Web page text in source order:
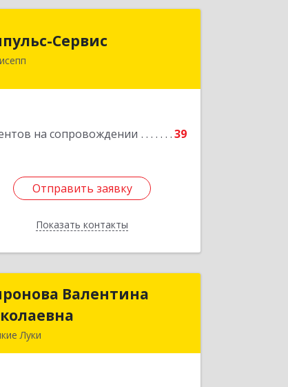
Сервис
на сопровождении 39
Отправить заявку
Показать контакты
Подробнее
Отправить заявку
Назад
Валентина
Луки
Миронова Валентина